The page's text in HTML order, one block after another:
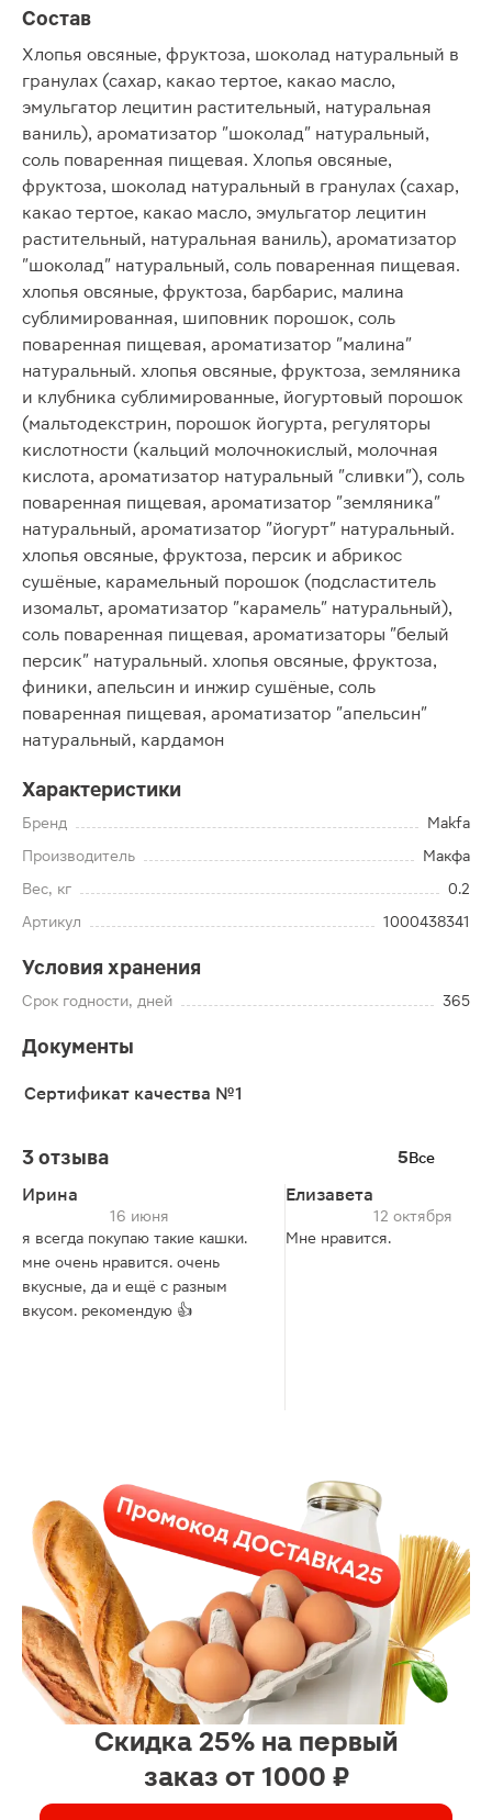
Состав
Хлопья овсяные, фруктоза, шоколад натуральный в
гранулах (сахар, какао тертое, какао масло,
эмульгатор лецитин растительный, натуральная
ваниль), ароматизатор "шоколад" натуральный,
соль поваренная пищевая. Хлопья овсяные,
фруктоза, шоколад натуральный в гранулах (сахар,
какао тертое, какао масло, эмульгатор лецитин
растительный, натуральная ваниль), ароматизатор
"шоколад" натуральный, соль поваренная пищевая.
хлопья овсяные, фруктоза, барбарис, малина
сублимированная, шиповник порошок, соль
поваренная пищевая, ароматизатор "малина"
натуральный. хлопья овсяные, фруктоза, земляника
и клубника сублимированные, йогуртовый порошок
(мальтодекстрин, порошок йогурта, регуляторы
кислотности (кальций молочнокислый, молочная
кислота, ароматизатор натуральный "сливки"), соль
поваренная пищевая, ароматизатор "земляника"
натуральный, ароматизатор "йогурт" натуральный.
хлопья овсяные, фруктоза, персик и абрикос
сушёные, карамельный порошок (подсластитель
изомальт, ароматизатор "карамель" натуральный),
соль поваренная пищевая, ароматизаторы "белый
персик" натуральный. хлопья овсяные, фруктоза,
финики, апельсин и инжир сушёные, соль
поваренная пищевая, ароматизатор "апельсин"
натуральный, кардамон
Характеристики
Бренд
Makfa
Производитель
Макфа
Вес, кг
0.2
Артикул
1000438341
Условия хранения
Срок годности, дней 365
Документы
Сертификат качества №1
3 отзыва 5Все
Ирина
16 июня
я всегда покупаю такие кашки.
мне очень нравится. очень
вкусные, да и ещё с разным
вкусом. рекомендую 👍
Елизавета
12 октября
Мне нравится.
Скидка 25% на первый
заказ от 1000 ₽